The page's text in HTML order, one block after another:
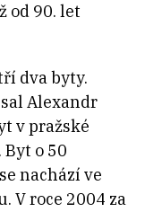
od 90. let
dva byty.
Alexandr
v pražské
o 50
nachází ve
V roce 2004 za